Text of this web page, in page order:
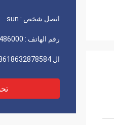
اتصل شخص : sun
رقم الهاتف :
ال WhatsApp :